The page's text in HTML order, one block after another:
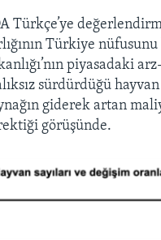
Türkçe’ye
Türkiye
piyasadaki
sürdürdüğü
giderek artan
görüşünde.